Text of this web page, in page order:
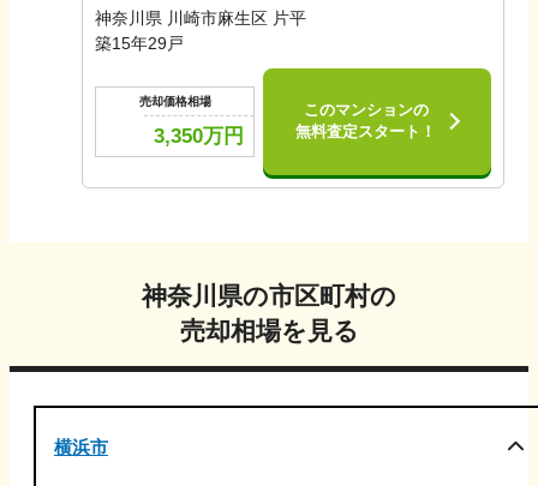
神奈川県 川崎市麻生区 片平
築15年29戸
売却価格相場
3,350万円
このマンションの
無料査定スタート！
神奈川県の市区町村の
売却相場を見る
横浜市